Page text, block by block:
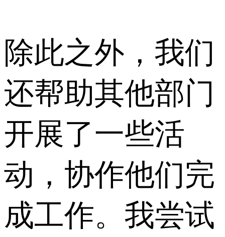
除此之外，我们
还帮助其他部门
开展了一些活
动，协作他们完
成工作。我尝试